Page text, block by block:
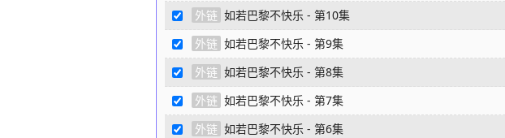
外链 如若巴黎不快乐 - 第10集
外链 如若巴黎不快乐 - 第9集
外链 如若巴黎不快乐 - 第8集
外链 如若巴黎不快乐 - 第7集
外链 如若巴黎不快乐 - 第6集